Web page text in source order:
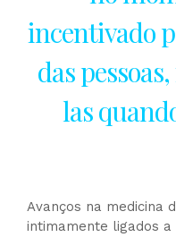
incentivado
das
las
Avanços na medicina
intimamente ligados